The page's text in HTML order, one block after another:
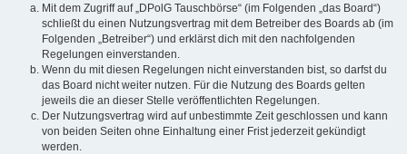
Mit dem Zugriff auf „DPolG Tauschbörse“ (im Folgenden „das Board“)
schließt du einen Nutzungsvertrag mit dem Betreiber des Boards ab (im
Folgenden „Betreiber“) und erklärst dich mit den nachfolgenden
Regelungen einverstanden.
Wenn du mit diesen Regelungen nicht einverstanden bist, so darfst du
das Board nicht weiter nutzen. Für die Nutzung des Boards gelten
jeweils die an dieser Stelle veröffentlichten Regelungen.
Der Nutzungsvertrag wird auf unbestimmte Zeit geschlossen und kann
von beiden Seiten ohne Einhaltung einer Frist jederzeit gekündigt
werden.